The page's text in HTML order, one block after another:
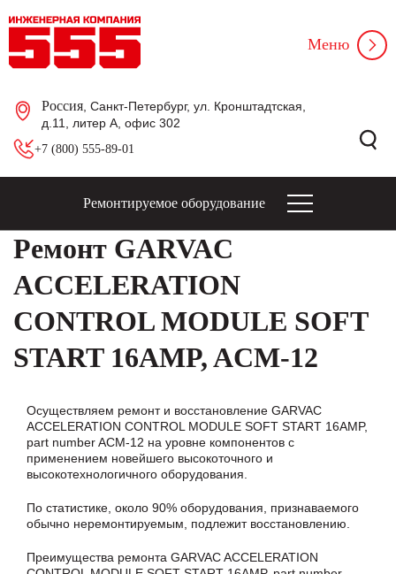
Россия , Санкт-Петербург, ул. Кронштадтская,
д.11, литер А, офис 302
+7 (800) 555-89-01
Меню
Ремонтируемое оборудование
Ремонт GARVAC
ACCELERATION
CONTROL MODULE SOFT
START 16AMP, ACM-12
Осуществляем ремонт и восстановление GARVAC
ACCELERATION CONTROL MODULE SOFT START 16AMP,
part number ACM-12 на уровне компонентов с
применением новейшего высокоточного и
высокотехнологичного оборудования.
По статистике, около 90% оборудования, признаваемого
обычно неремонтируемым, подлежит восстановлению.
Преимущества ремонта GARVAC ACCELERATION